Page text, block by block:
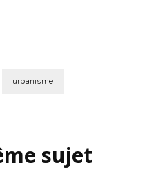
urbanisme
sujet